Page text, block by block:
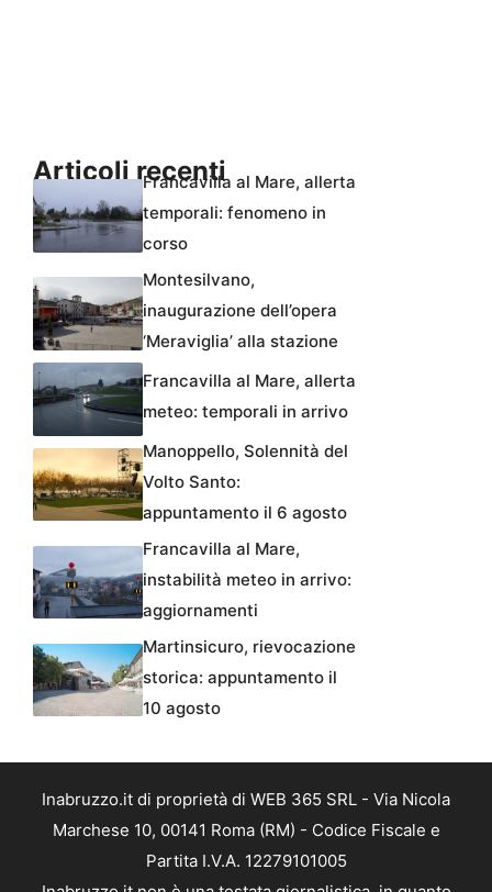
Articoli recentiFrancavilla al Mare, allerta
temporali: fenomeno in
corso
Montesilvano,
inaugurazione dell’opera
‘Meraviglia’ alla stazione
Francavilla al Mare, allerta
meteo: temporali in arrivo
Manoppello, Solennità del
Volto Santo:
appuntamento il 6 agosto
Francavilla al Mare,
instabilità meteo in arrivo:
aggiornamenti
Martinsicuro, rievocazione
storica: appuntamento il
10 agosto
Inabruzzo.it di proprietà di WEB 365 SRL - Via Nicola
Marchese 10, 00141 Roma (RM) - Codice Fiscale e
Partita I.V.A. 12279101005